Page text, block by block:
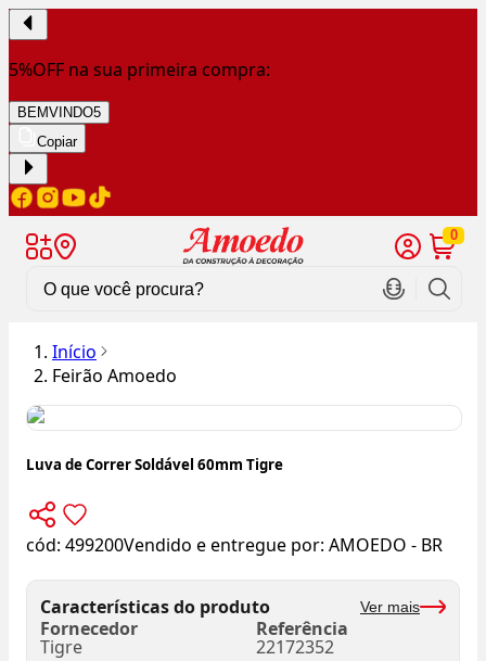
5%OFF na sua primeira compra:
BEMVINDO5
Copiar
0
Início
Feirão Amoedo
Luva de Correr Soldável 60mm Tigre
cód: 499200Vendido e entregue por: AMOEDO - BR
Características do produto Ver mais
Fornecedor
Tigre
Referência
22172352